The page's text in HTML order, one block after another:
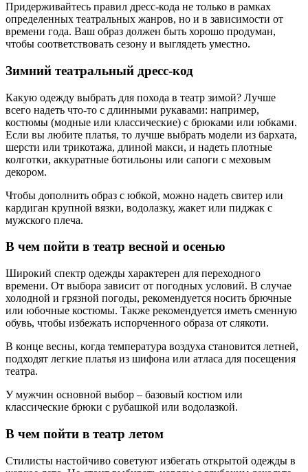
Придерживайтесь правил дресс-кода не только в рамках
определенных театральных жанров, но и в зависимости от
времени года. Ваш образ должен быть хорошо продуман,
чтобы соответствовать сезону и выглядеть уместно.
Зимний театральный дресс-код
Какую одежду выбрать для похода в театр зимой? Лучше
всего надеть что-то с длинными рукавами: например,
костюмы (модные или классические) с брюками или юбками.
Если вы любите платья, то лучше выбрать модели из бархата,
шерсти или трикотажа, длиной макси, и надеть плотные
колготки, аккуратные ботильоны или сапоги с меховым
декором.
Чтобы дополнить образ с юбкой, можно надеть свитер или
кардиган крупной вязки, водолазку, жакет или пиджак с
мужского плеча.
В чем пойти в театр весной и осенью
Широкий спектр одежды характерен для переходного
времени. От выбора зависит от погодных условий. В случае
холодной и грязной погоды, рекомендуется носить брючные
или юбочные костюмы. Также рекомендуется иметь сменную
обувь, чтобы избежать испорченного образа от слякоти.
В конце весны, когда температура воздуха становится летней,
подходят легкие платья из шифона или атласа для посещения
театра.
У мужчин основной выбор – базовый костюм или
классические брюки с рубашкой или водолазкой.
В чем пойти в театр летом
Стилисты настойчиво советуют избегать открытой одежды в